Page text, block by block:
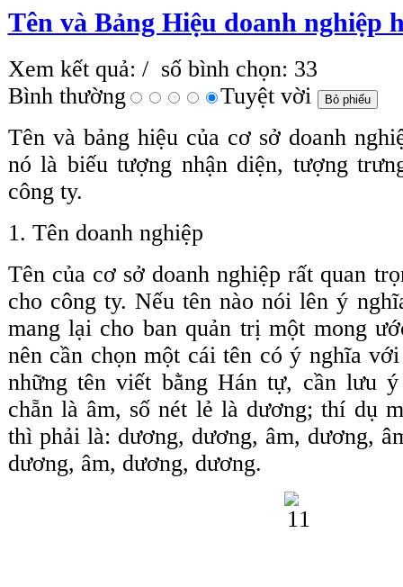
Tên và Bảng Hiệu doanh nghiệp
Xem kết quả: / số bình chọn: 33
Bình thường
Tuyệt vời
Tên và bảng hiệu của cơ sở doanh
nó là biếu tượng nhận diện, tượng
công ty.
1. Tên doanh nghiệp
Tên của cơ sở doanh nghiệp rất quan
cho công ty. Nếu tên nào nói lên ý
mang lại cho ban quản trị một mong
nên cần chọn một cái tên có ý nghĩa
những tên viết bằng Hán tự, cần lưu
chẵn là âm, số nét lẻ là dương; thí dụ
thì phải là: dương, dương, âm, dương,
dương, âm, dương, dương.